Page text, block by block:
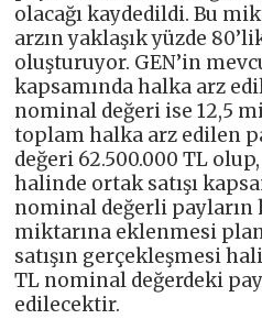
olacağı kaydedildi. Bu
arzın yaklaşık yüzde
oluşturuyor. GEN’in
kapsamında halka arz
nominal değeri ise 12,5
toplam halka arz edilen
değeri 62.500.000 TL
halinde ortak satışı
nominal değerli payların
miktarına eklenmesi
satışın gerçekleşmesi
TL nominal değerdeki
edilecektir.